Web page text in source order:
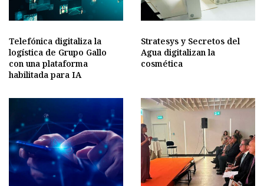
Telefónica digitaliza la
logística de Grupo Gallo
con una plataforma
habilitada para IA
Stratesys y Secretos del
Agua digitalizan la
cosmética